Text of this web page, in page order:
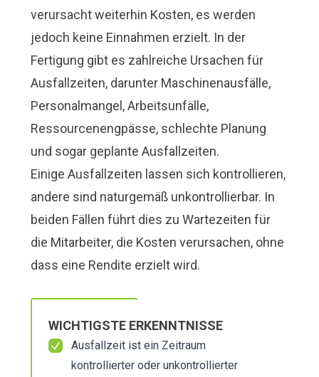
verursacht weiterhin Kosten, es werden
jedoch keine Einnahmen erzielt. In der
Fertigung gibt es zahlreiche Ursachen für
Ausfallzeiten, darunter Maschinenausfälle,
Personalmangel, Arbeitsunfälle,
Ressourcenengpässe, schlechte Planung
und sogar geplante Ausfallzeiten.
Einige Ausfallzeiten lassen sich kontrollieren,
andere sind naturgemäß unkontrollierbar. In
beiden Fällen führt dies zu Wartezeiten für
die Mitarbeiter, die Kosten verursachen, ohne
dass eine Rendite erzielt wird.
WICHTIGSTE ERKENNTNISSE
Ausfallzeit ist ein Zeitraum
kontrollierter oder unkontrollierter